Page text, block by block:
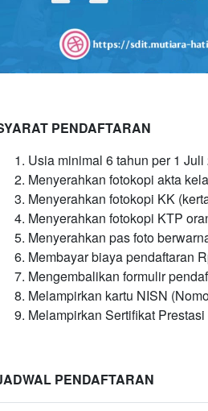
PENDAFTARAN
Usia minimal 6 tahun per 1 Juli
Menyerahkan fotokopi akta
Menyerahkan fotokopi KK
Menyerahkan fotokopi KTP
Menyerahkan pas foto
Membayar biaya pendaftaran
Mengembalikan formulir
Melampirkan kartu NISN
Melampirkan Sertifikat
PENDAFTARAN